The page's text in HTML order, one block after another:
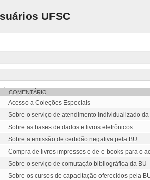
UFSC
COMENTÁRIO
Acesso a Coleções Especiais
Sobre o serviço de atendimento individualizado da
Sobre as bases de dados e livros eletrônicos
Sobre a emissão de certidão negativa pela BU
Compra de livros impressos e de e-books para o
Sobre o serviço de comutação bibliográfica da BU
Sobre os cursos de capacitação oferecidos pela